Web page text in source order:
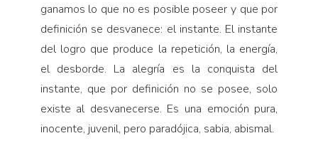
ganamos lo que no es posible poseer y que por
definición se desvanece: el instante. El instante
del logro que produce la repetición, la energía,
el desborde. La alegría es la conquista del
instante, que por definición no se posee, solo
existe al desvanecerse. Es una emoción pura,
inocente, juvenil, pero paradójica, sabia, abismal.